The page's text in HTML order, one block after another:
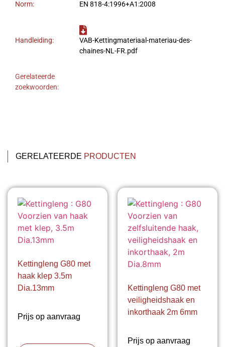
Norm: EN 818-4:1996+A1:2008
Handleiding:
VAB-Kettingmateriaal-materiau-des-
chaines-NL-FR.pdf
Gerelateerde
zoekwoorden:
GERELATEERDE PRODUCTEN
Kettingleng G80 met
haak klep 3.5m
Dia.13mm
Prijs op aanvraag
Kettingleng G80 met
veiligheidshaak en
inkorthaak 2m 6mm
Prijs op aanvraag